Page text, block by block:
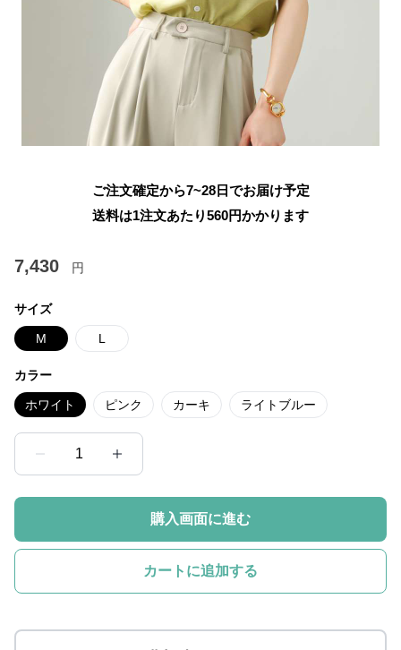
ご注文確定から7~28日でお届け予定
送料は1注文あたり560円かかります
7,430 円
サイズ
M L
カラー
ホワイト ピンク カーキ ライトブルー
1
購入画面に進む
カートに追加する